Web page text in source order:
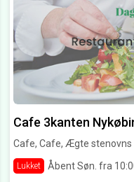
Cafe 3kanten
Cafe, Cafe, Ægte stenovns
Lukket Åbent Søn. fra